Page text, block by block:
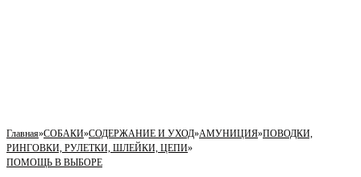
Главная»СОБАКИ»СОДЕРЖАНИЕ И УХОД»АМУНИЦИЯ»ПОВОДКИ,
РИНГОВКИ, РУЛЕТКИ, ШЛЕЙКИ, ЦЕПИ»
ПОМОЩЬ В ВЫБОРЕ